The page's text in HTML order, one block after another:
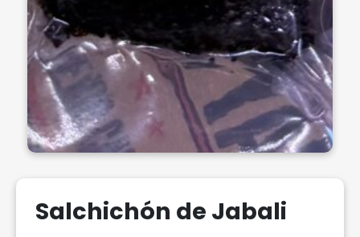
Salchichón de Jabali